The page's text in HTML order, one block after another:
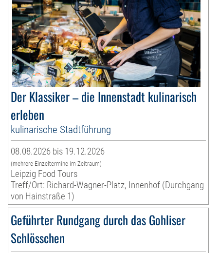
Der Klassiker – die Innenstadt kulinarisch
erleben
kulinarische Stadtführung
08.08.2026 bis 19.12.2026
(mehrere Einzeltermine im Zeitraum)
Leipzig Food Tours
Treff/Ort: Richard-Wagner-Platz, Innenhof (Durchgang
von Hainstraße 1)
Geführter Rundgang durch das Gohliser
Schlösschen